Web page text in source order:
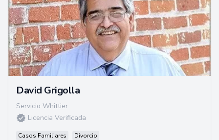
David Grigolla
Servicio Whittier
Licencia Verificada
Casos Familiares Divorcio